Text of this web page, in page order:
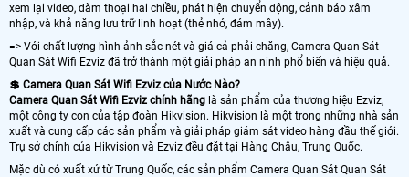
xem lại video, đàm thoại hai chiều, phát hiện chuyển động, cảnh báo xâm
nhập, và khả năng lưu trữ linh hoạt (thẻ nhớ, đám mây).
=> Với chất lượng hình ảnh sắc nét và giá cả phải chăng, Camera Quan Sát
Quan Sát Wifi Ezviz đã trở thành một giải pháp an ninh phổ biến và hiệu quả.
💲 Camera Quan Sát Wifi Ezviz của Nước Nào?
Camera Quan Sát Wifi Ezviz chính hãng là sản phẩm của thương hiệu Ezviz,
một công ty con của tập đoàn Hikvision. Hikvision là một trong những nhà sản
xuất và cung cấp các sản phẩm và giải pháp giám sát video hàng đầu thế giới.
Trụ sở chính của Hikvision và Ezviz đều đặt tại Hàng Châu, Trung Quốc.
Mặc dù có xuất xứ từ Trung Quốc, các sản phẩm Camera Quan Sát Quan Sát